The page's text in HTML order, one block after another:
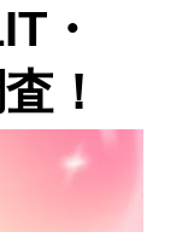
・
！